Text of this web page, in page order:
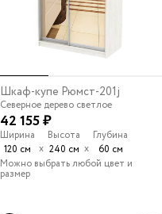
Шкаф-купе Рюмст-201j
Северное дерево светлое
42 155 ₽
Ширина
120 см
х
Высота
240 см х
Глубина
60 см
Можно выбрать любой цвет и
размер